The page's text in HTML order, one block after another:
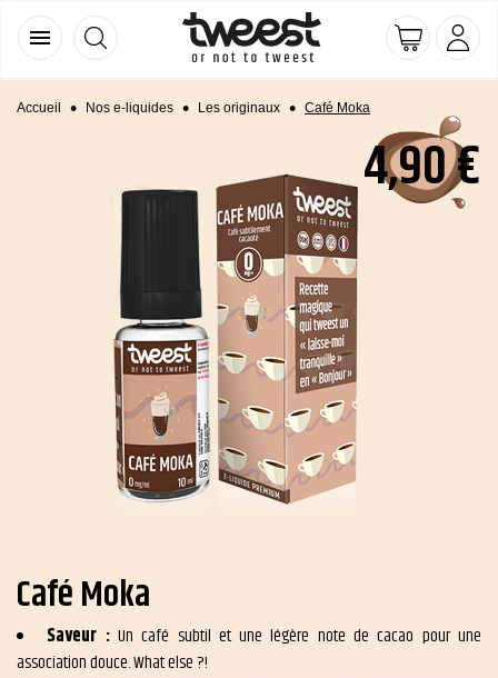
menu
Accueil Nos e-liquides Les originaux Café Moka
4,90 €
Café Moka
Saveur : Un café subtil et une légère note de cacao pour une
association douce. What else ?!